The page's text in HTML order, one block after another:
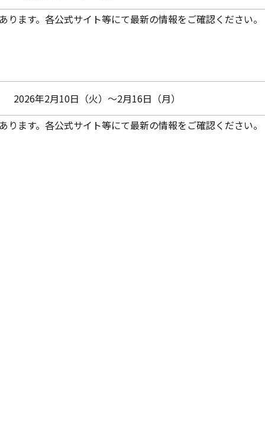
ます。各公式サイト等にて最新の情報をご確認ください。
2026年2月10日（火）～2月16日（月）
ます。各公式サイト等にて最新の情報をご確認ください。